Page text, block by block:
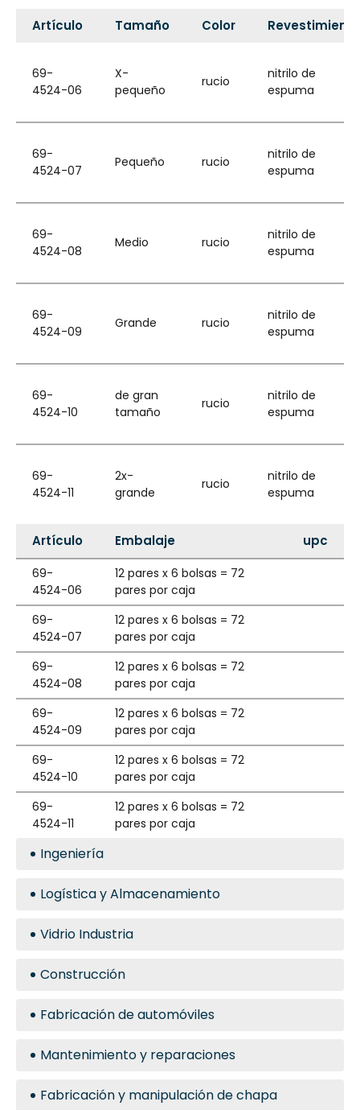
Artículo Tamaño Color Revestimiento
69-
4524-06
X-
pequeño
rucio
nitrilo de
espuma
69-
4524-07
Pequeño rucio
nitrilo de
espuma
69-
4524-08
Medio rucio
nitrilo de
espuma
69-
4524-09
Grande rucio
nitrilo de
espuma
69-
4524-10
de gran
tamaño
rucio
nitrilo de
espuma
69-
4524-11
2x-
grande
rucio
nitrilo de
espuma
Artículo Embalaje upc
69-
4524-06
12 pares x 6 bolsas = 72
pares por caja
69-
4524-07
12 pares x 6 bolsas = 72
pares por caja
69-
4524-08
12 pares x 6 bolsas = 72
pares por caja
69-
4524-09
12 pares x 6 bolsas = 72
pares por caja
69-
4524-10
12 pares x 6 bolsas = 72
pares por caja
69-
4524-11
12 pares x 6 bolsas = 72
pares por caja
Ingeniería
Logística y Almacenamiento
Vidrio Industria
Construcción
Fabricación de automóviles
Mantenimiento y reparaciones
Fabricación y manipulación de chapa